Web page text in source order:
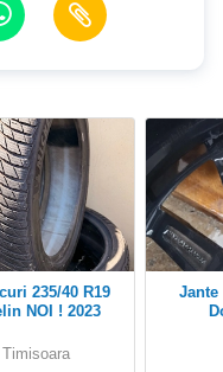
NOI ! 2023
Timisoara
Jante cu cauciucuri